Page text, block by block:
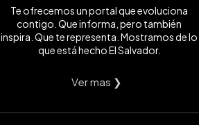
Te ofrecemos un portal que evoluciona
contigo. Que informa, pero también
inspira. Que te representa. Mostramos de lo
que está hecho El Salvador.
Ver mas ❯